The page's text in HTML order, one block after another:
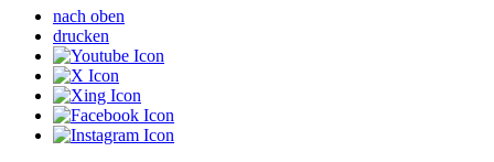
nach oben
drucken